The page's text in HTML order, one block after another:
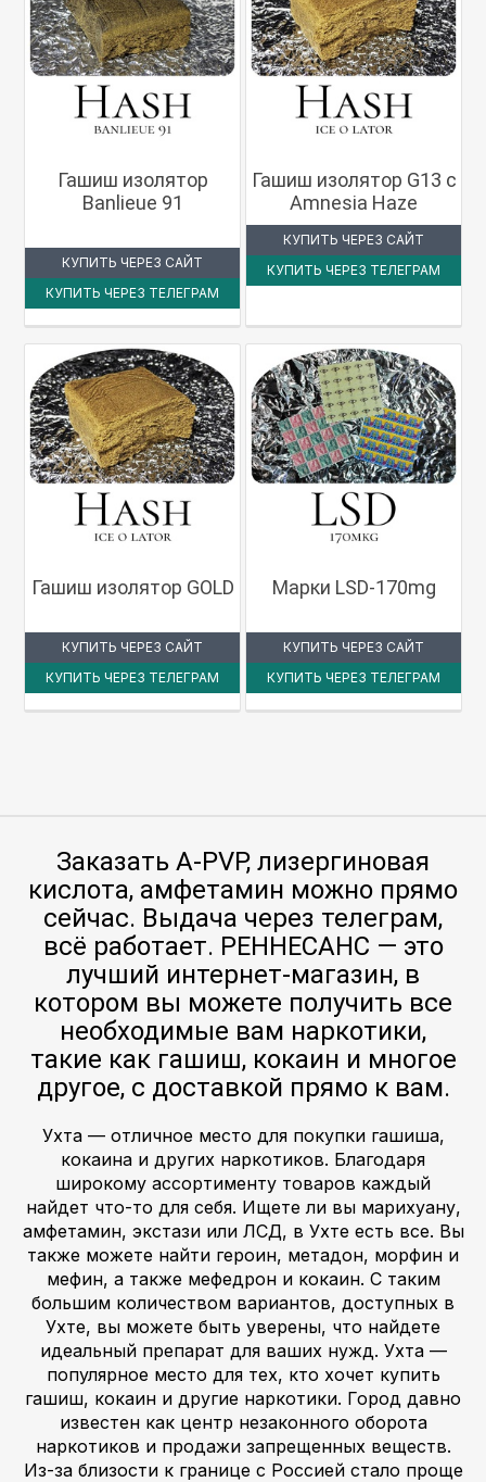
Гашиш изолятор
Banlieue 91
КУПИТЬ ЧЕРЕЗ САЙТ
КУПИТЬ ЧЕРЕЗ ТЕЛЕГРАМ
Гашиш изолятор G13 с
Amnesia Haze
КУПИТЬ ЧЕРЕЗ САЙТ
КУПИТЬ ЧЕРЕЗ ТЕЛЕГРАМ
Гашиш изолятор GOLD
КУПИТЬ ЧЕРЕЗ САЙТ
КУПИТЬ ЧЕРЕЗ ТЕЛЕГРАМ
Марки LSD-170mg
КУПИТЬ ЧЕРЕЗ САЙТ
КУПИТЬ ЧЕРЕЗ ТЕЛЕГРАМ
Заказать A-PVP, лизергиновая
кислота, амфетамин можно прямо
сейчас. Выдача через телеграм,
всё работает. РЕННЕСАНС — это
лучший интернет-магазин, в
котором вы можете получить все
необходимые вам наркотики,
такие как гашиш, кокаин и многое
другое, с доставкой прямо к вам.
Ухта — отличное место для покупки гашиша,
кокаина и других наркотиков. Благодаря
широкому ассортименту товаров каждый
найдет что-то для себя. Ищете ли вы марихуану,
амфетамин, экстази или ЛСД, в Ухте есть все. Вы
также можете найти героин, метадон, морфин и
мефин, а также мефедрон и кокаин. С таким
большим количеством вариантов, доступных в
Ухте, вы можете быть уверены, что найдете
идеальный препарат для ваших нужд. Ухта —
популярное место для тех, кто хочет купить
гашиш, кокаин и другие наркотики. Город давно
известен как центр незаконного оборота
наркотиков и продажи запрещенных веществ.
Из-за близости к границе с Россией стало проще